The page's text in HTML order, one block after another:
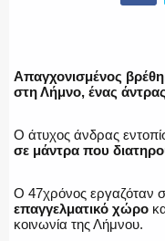
ΠΥΡΟΣΒΕΣΤΙΚΗ
ΛΙΜΕΝΙΚΟ
Απαγχονισμένος
στη Λήμνο, ένας
Ο άτυχος άνδρας
σε μάντρα που
Ο 47χρόνος εργαζόταν
επαγγελματικό χώρο
κοινωνία της Λήμνου.